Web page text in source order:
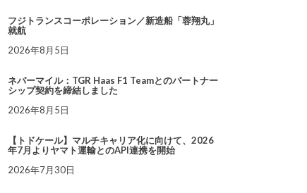
フジトランスコーポレーション／新造船「蓉翔丸」
就航
2026年8月5日
ネバーマイル：TGR Haas F1 Teamとのパートナー
シップ契約を締結しました
2026年8月5日
【トドケール】マルチキャリア化に向けて、2026
年7月よりヤマト運輸とのAPI連携を開始
2026年7月30日